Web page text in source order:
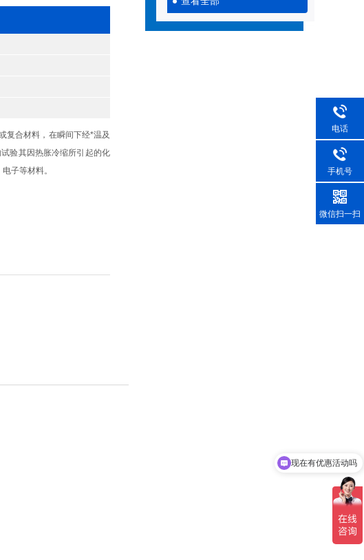
复合材料，在瞬间下经*温及
验其因热胀冷缩所引起的化
子等材料。
电话
手机号
微信扫一扫
现在有优惠活动吗